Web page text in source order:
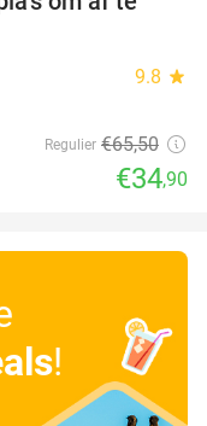
47%
9.8 star
Regulier €65,50
€34,90
!